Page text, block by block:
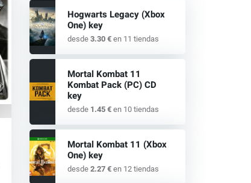
Hogwarts Legacy (Xbox
One) key
desde 3.30 €en 11 tiendas
Mortal Kombat 11
Kombat Pack (PC) CD
key
desde 1.45 €en 10 tiendas
Mortal Kombat 11 (Xbox
One) key
desde 2.27 €en 12 tiendas